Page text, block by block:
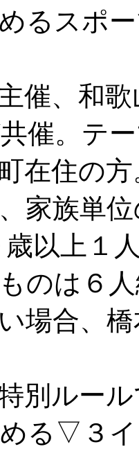
るスポ
催、和
催。テ
在住の方
家族単
以上１
のは６
場合、
別ルー
る▽３